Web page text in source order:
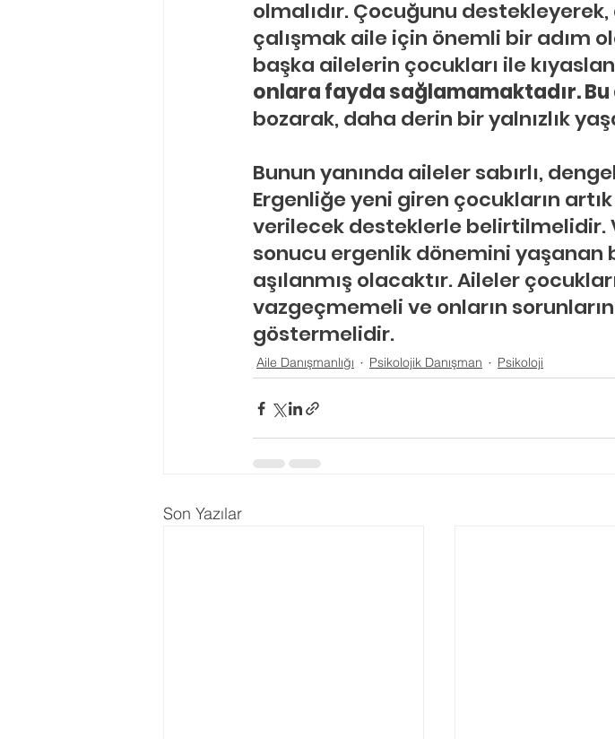
olmalıdır. Çocuğunu
çalışmak aile için önemli bir adım
başka ailelerin çocukları ile
onlara fayda sağlamamaktadır.
bozarak, daha derin bir yalnızlık
Bunun yanında aileler sabırlı,
Ergenliğe yeni giren çocukların
verilecek desteklerle belirtilmelidir.
sonucu ergenlik dönemini yaşanan
aşılanmış olacaktır. Aileler
vazgeçmemeli ve onların
göstermelidir.
Aile Danışmanlığı Psikolojik Danışman Psikoloji
Son Yazılar